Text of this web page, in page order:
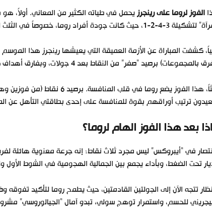
الفوز لروما على رينجرزيحمل في طياته الكثير من المعاني. أولاً،
1، حيث كانت جودة أفراد روما، خصوصاً في الثلث الهجومي (سولي وبيليجريني)، هي الفارق الحاسم.
برصيد “صفر” من النقاط بعد 4 جولات، وبفارق أهداف كارثي (-7)، ليودع المنافسات عملياً.
ترتيب أوراقهم بقوة للمنافسة على إحدى بطاقتي التأهل عن
بعد هذا الفوز الهام لروما؟
في “أيبروكس” ليس مجرد ثلاث نقاط؛ إنه جرعة معنوية هائلة
تحت الضغط، وبأداء يجمع بين الجمالية الهجومية في الشوط الأول
تتجه الآن إلى الجولتين القادمتين، حيث يطمح روما لتأكيد
للحسم، واستمرار توهج سولي، تبدو آمال